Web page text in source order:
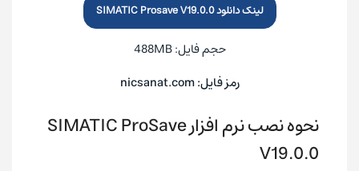
لینک دانلود SIMATIC Prosave V19.0.0
حجم فایل: 488MB
رمز فایل: nicsanat.com
نحوه نصب نرم افزار SIMATIC ProSave
V19.0.0